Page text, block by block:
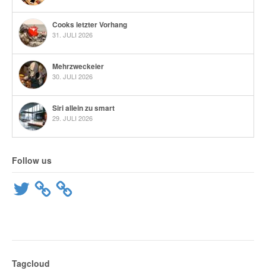
Cooks letzter Vorhang
31. JULI 2026
Mehrzweckeier
30. JULI 2026
Siri allein zu smart
29. JULI 2026
Follow us
Twitter
Tagcloud